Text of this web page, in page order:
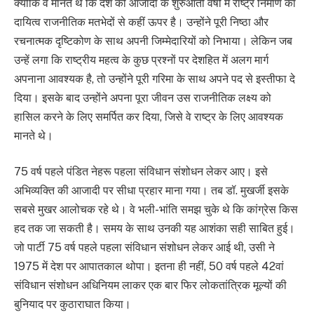
क्योंकि वे मानते थे कि देश की आजादी के शुरुआती वर्षों में राष्ट्र निर्माण का
दायित्व राजनीतिक मतभेदों से कहीं ऊपर है। उन्होंने पूरी निष्ठा और
रचनात्मक दृष्टिकोण के साथ अपनी जिम्मेदारियों को निभाया। लेकिन जब
उन्हें लगा कि राष्ट्रीय महत्व के कुछ प्रश्नों पर देशहित में अलग मार्ग
अपनाना आवश्यक है, तो उन्होंने पूरी गरिमा के साथ अपने पद से इस्तीफा दे
दिया। इसके बाद उन्होंने अपना पूरा जीवन उस राजनीतिक लक्ष्य को
हासिल करने के लिए समर्पित कर दिया, जिसे वे राष्ट्र के लिए आवश्यक
मानते थे।
75 वर्ष पहले पंडित नेहरू पहला संविधान संशोधन लेकर आए। इसे
अभिव्यक्ति की आजादी पर सीधा प्रहार माना गया। तब डॉ. मुखर्जी इसके
सबसे मुखर आलोचक रहे थे। वे भली-भांति समझ चुके थे कि कांग्रेस किस
हद तक जा सकती है। समय के साथ उनकी यह आशंका सही साबित हुई।
जो पार्टी 75 वर्ष पहले पहला संविधान संशोधन लेकर आई थी, उसी ने
1975 में देश पर आपातकाल थोपा। इतना ही नहीं, 50 वर्ष पहले 42वां
संविधान संशोधन अधिनियम लाकर एक बार फिर लोकतांत्रिक मूल्यों की
बुनियाद पर कुठाराघात किया।